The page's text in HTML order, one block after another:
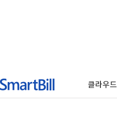
클라우드